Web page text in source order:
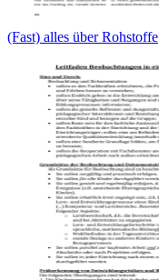
(Fast) alles über Rohstoffe